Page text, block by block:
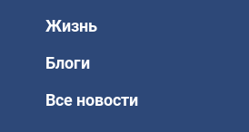
Жизнь
Блоги
Все новости